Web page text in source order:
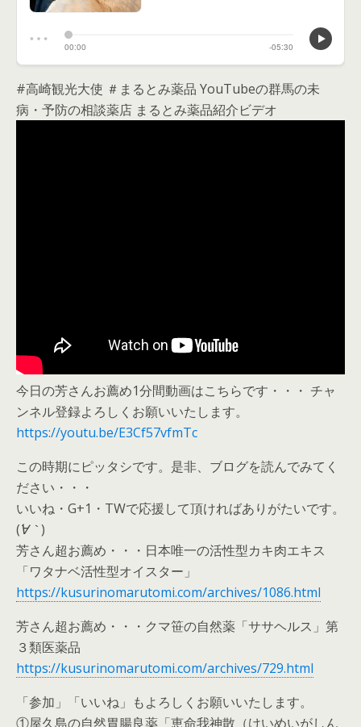
#高崎観光大使 ＃まるとみ薬品 YouTubeの群馬の未
病・予防の相談薬店 まるとみ薬品紹介ビデオ
今日の芳さんお薦め1分間動画はこちらです・・・ チャ
ンネル登録よろしくお願いいたします。
https://youtu.be/E3Cf57vfmTc
この時期にピッタシです。是非、ブログを読んでみてく
ださい・・・
いいね・G+1・TWで応援して頂ければありがたいです。
(´∀｀)
芳さん超お薦め・・・日本唯一の活性型カキ肉エキス
「ワタナベ活性型オイスター」
https://kusurinomarutomi.com/archives/1086.html
芳さん超お薦め・・・クマ笹の自然薬「ササヘルス」第
３類医薬品
https://kusurinomarutomi.com/archives/729.html
「参加」「いいね」もよろしくお願いいたします。
①屋久島の自然胃腸良薬「恵命我神散（けいめいがしん